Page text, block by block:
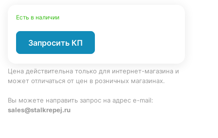
Есть в наличии
Запросить КП
Цена действительна только для интернет-магазина и
может отличаться от цен в розничных магазинах.
Вы можете направить запрос на адрес e-mail:
sales@stalkrepej.ru